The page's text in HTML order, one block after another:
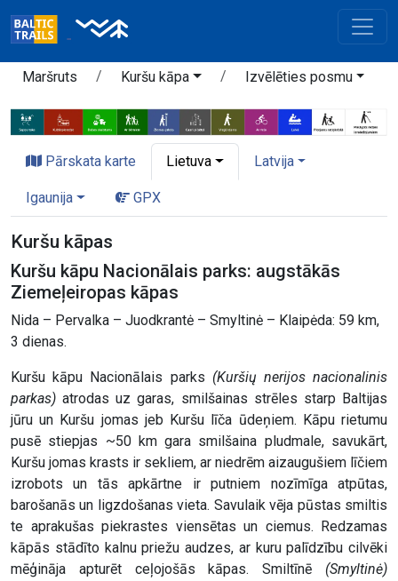
Maršruts Kuršu kāpa Izvēlēties posmu
Pārskata karte Lietuva Latvija
Igaunija GPX
Kuršu kāpas
Kuršu kāpu Nacionālais parks: augstākās
Ziemeļeiropas kāpas
Nida – Pervalka – Juodkrantė – Smyltinė – Klaipėda: 59 km,
3 dienas.
Kuršu kāpu Nacionālais parks (Kuršių nerijos nacionalinis
parkas) atrodas uz garas, smilšainas strēles starp Baltijas
jūru un Kuršu jomas jeb Kuršu līča ūdeņiem. Kāpu rietumu
pusē stiepjas ~50 km gara smilšaina pludmale, savukārt,
Kuršu jomas krasts ir sekliem, ar niedrēm aizaugušiem līčiem
izrobots un tās apkārtne ir putniem nozīmīga atpūtas,
barošanās un ligzdošanas vieta. Savulaik vēja pūstas smiltis
te aprakušas piekrastes viensētas un ciemus. Redzamas
kāpās stādīto kalnu priežu audzes, ar kuru palīdzību cilvēki
mēģināja apturēt ceļojošās kāpas. Smiltīnē (Smyltinė)